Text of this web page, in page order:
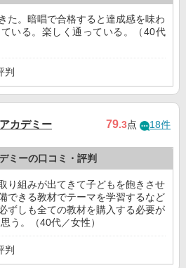
た。暗唱で合格すると達成感を味わ
いる。楽しく通っている。（40代
判
カデミー 79.3点 18件
ミーの口コミ・評判
り組みが出てきて子どもを飽きさせ
できる教材でテーマを学習するなど
ずしも全ての教材を購入する必要が
う。（40代／女性）
判